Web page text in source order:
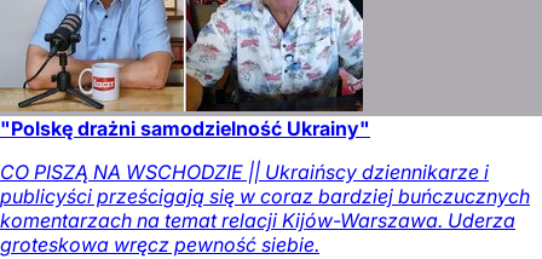
"Polskę drażni samodzielność Ukrainy"
CO PISZĄ NA WSCHODZIE || Ukraińscy dziennikarze i
publicyści prześcigają się w coraz bardziej buńczucznych
komentarzach na temat relacji Kijów-Warszawa. Uderza
groteskowa wręcz pewność siebie.